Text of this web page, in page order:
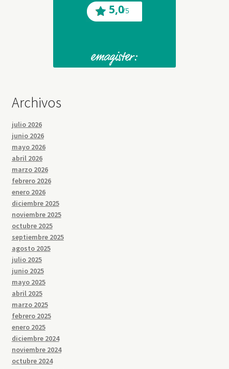
Archivos
julio 2026
junio 2026
mayo 2026
abril 2026
marzo 2026
febrero 2026
enero 2026
diciembre 2025
noviembre 2025
octubre 2025
septiembre 2025
agosto 2025
julio 2025
junio 2025
mayo 2025
abril 2025
marzo 2025
febrero 2025
enero 2025
diciembre 2024
noviembre 2024
octubre 2024